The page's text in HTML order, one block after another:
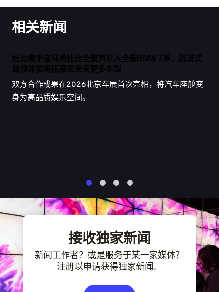
相关新闻
杜比携手宝马将杜比全景声引入全新BMW 7系，沉浸式
音频体验将拓展至未来更多车型
双方合作成果在2026北京车展首次亮相，将汽车座舱变
身为高品质娱乐空间。
接收独家新闻
新闻工作者？或是服务于某一家媒体？
注册以申请获得独家新闻。